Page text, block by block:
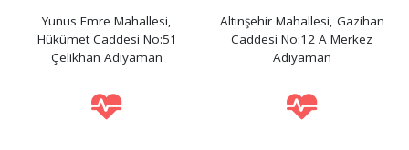
Yunus Emre Mahallesi,
Hükümet Caddesi No:51
Çelikhan Adıyaman
Altınşehir Mahallesi, Gazihan
Caddesi No:12 A Merkez
Adıyaman